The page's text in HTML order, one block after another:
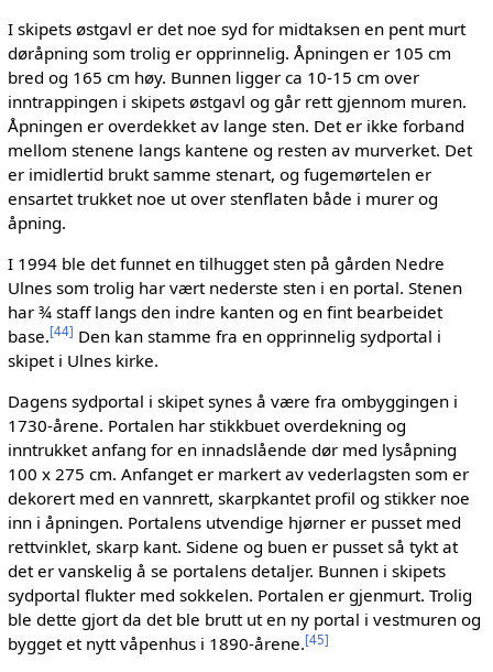
I skipets østgavl er det noe syd for midtaksen en pent murt
døråpning som trolig er opprinnelig. Åpningen er 105 cm
bred og 165 cm høy. Bunnen ligger ca 10-15 cm over
inntrappingen i skipets østgavl og går rett gjennom muren.
Åpningen er overdekket av lange sten. Det er ikke forband
mellom stenene langs kantene og resten av murverket. Det
er imidlertid brukt samme stenart, og fugemørtelen er
ensartet trukket noe ut over stenflaten både i murer og
åpning.
I 1994 ble det funnet en tilhugget sten på gården Nedre
Ulnes som trolig har vært nederste sten i en portal. Stenen
har ¾ staff langs den indre kanten og en fint bearbeidet
base.[44] Den kan stamme fra en opprinnelig sydportal i
skipet i Ulnes kirke.
Dagens sydportal i skipet synes å være fra ombyggingen i
1730-årene. Portalen har stikkbuet overdekning og
inntrukket anfang for en innadslående dør med lysåpning
100 x 275 cm. Anfanget er markert av vederlagsten som er
dekorert med en vannrett, skarpkantet profil og stikker noe
inn i åpningen. Portalens utvendige hjørner er pusset med
rettvinklet, skarp kant. Sidene og buen er pusset så tykt at
det er vanskelig å se portalens detaljer. Bunnen i skipets
sydportal flukter med sokkelen. Portalen er gjenmurt. Trolig
ble dette gjort da det ble brutt ut en ny portal i vestmuren og
bygget et nytt våpenhus i 1890-årene.[45]